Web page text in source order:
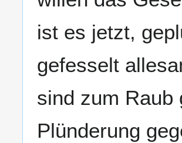
ist es jetzt,
gefesselt
sind zum Raub
Plünderung